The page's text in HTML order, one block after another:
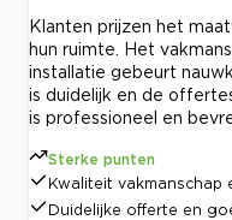
Klanten prijzen het
hun ruimte. Het
installatie gebeurt
is duidelijk en de
is professioneel en
Sterke punten
Kwaliteit vakmanschap
Duidelijke offerte en